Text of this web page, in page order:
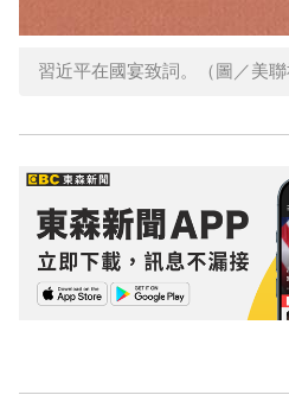
習近平在國宴致詞。（圖／美聯